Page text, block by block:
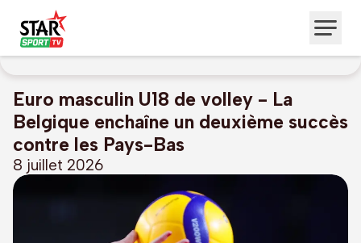
Euro masculin U18 de volley - La
Belgique enchaîne un deuxième succès
contre les Pays-Bas
8 juillet 2026